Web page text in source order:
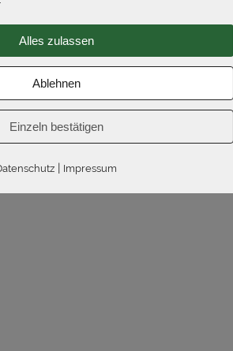
um 15:00 Uhr Essen und
Bus von der Volksbank in
Alles zulassen
Ablehnen
Einzeln bestätigen
| Impressum